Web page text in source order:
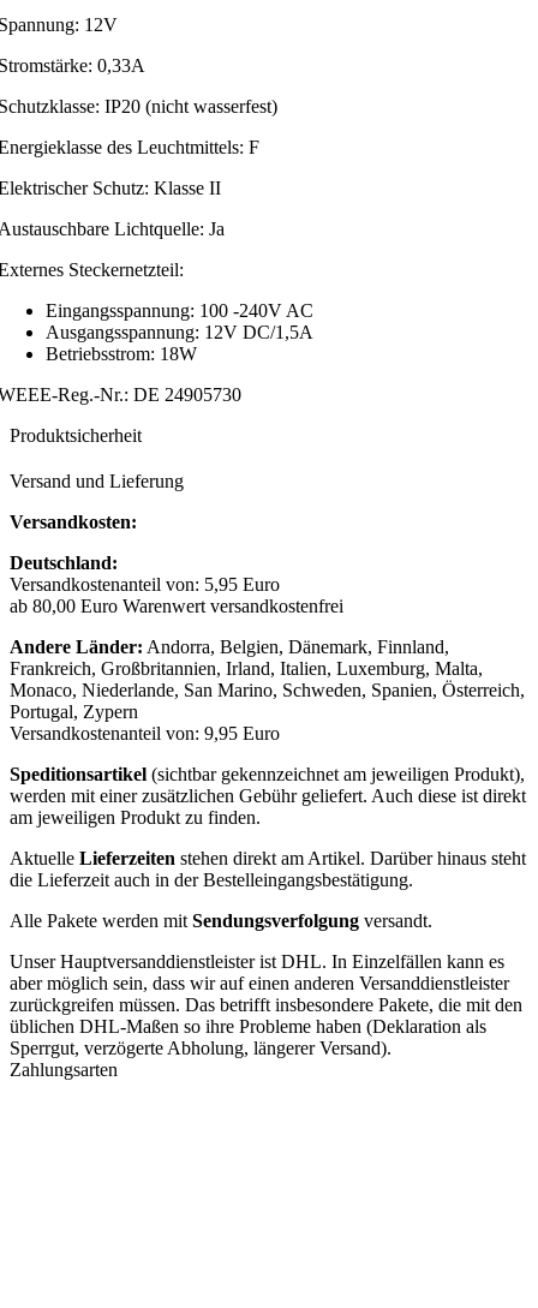
12V
0,33A
IP20 (nicht wasserfest)
des Leuchtmittels: F
Schutz: Klasse II
Lichtquelle: Ja
Steckernetzteil:
Eingangsspannung: 100 -240V AC
Ausgangsspannung: 12V DC/1,5A
Betriebsstrom: 18W
Reg.-Nr.: DE 24905730
Produktsicherheit
Versand und Lieferung
Versandkosten:
Deutschland:
Versandkostenanteil von: 5,95 Euro
ab 80,00 Euro Warenwert versandkostenfrei
Andere Länder: Andorra, Belgien, Dänemark, Finnland,
Frankreich, Großbritannien, Irland, Italien, Luxemburg, Malta,
Monaco, Niederlande, San Marino, Schweden, Spanien, Österreich,
Portugal, Zypern
Versandkostenanteil von: 9,95 Euro
Speditionsartikel (sichtbar gekennzeichnet am jeweiligen Produkt),
werden mit einer zusätzlichen Gebühr geliefert. Auch diese ist direkt
am jeweiligen Produkt zu finden.
Aktuelle Lieferzeiten stehen direkt am Artikel. Darüber hinaus steht
die Lieferzeit auch in der Bestelleingangsbestätigung.
Alle Pakete werden mit Sendungsverfolgung versandt.
Unser Hauptversanddienstleister ist DHL. In Einzelfällen kann es
aber möglich sein, dass wir auf einen anderen Versanddienstleister
zurückgreifen müssen. Das betrifft insbesondere Pakete, die mit den
üblichen DHL-Maßen so ihre Probleme haben (Deklaration als
Sperrgut, verzögerte Abholung, längerer Versand).
Zahlungsarten